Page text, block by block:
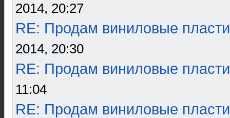
2014, 20:27
RE: Продам виниловые
2014, 20:30
RE: Продам виниловые
11:04
RE: Продам виниловые